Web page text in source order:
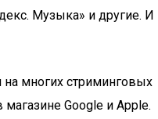
Музыка» и другие. И
на многих стриминговых
магазине Google и Apple.